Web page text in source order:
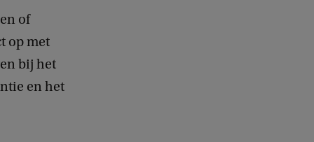
of
op met
bij het
en het